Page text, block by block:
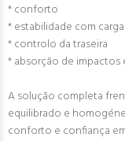
* conforto
* estabilidade com carga
* controlo da traseira
* absorção de impactos
A solução completa
equilibrado e
conforto e confiança